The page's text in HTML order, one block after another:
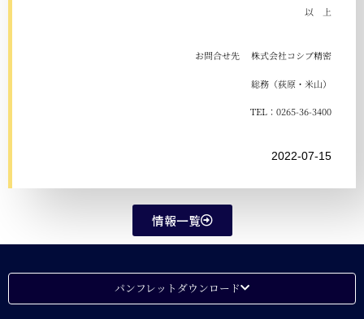
以 上
お問合せ先 株式会社コシブ精密
総務（荻原・米山）
TEL：0265-36-3400
2022-07-15
情報一覧
パンフレットダウンロード